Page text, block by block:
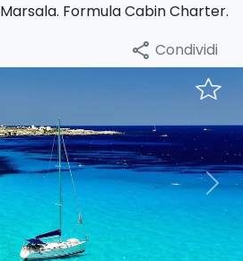
Formula Cabin Charter.
share Condividi
Next